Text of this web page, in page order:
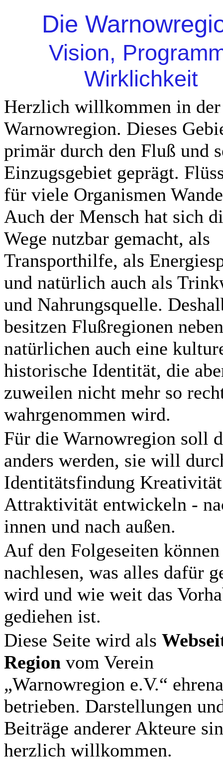
Die
Vision,
Wirklichkeit
Herzlich willkommen in der
Warnowregion. Dieses
primär durch den Fluß und
Einzugsgebiet geprägt.
für viele Organismen
Auch der Mensch hat sich
Wege nutzbar gemacht, als
Transporthilfe, als
und natürlich auch als
und Nahrungsquelle.
besitzen Flußregionen
natürlichen auch eine
historische Identität, die
zuweilen nicht mehr so
wahrgenommen wird.
Für die Warnowregion soll
anders werden, sie will
Identitätsfindung
Attraktivität entwickeln -
innen und nach außen.
Auf den Folgeseiten
nachlesen, was alles dafür
wird und wie weit das
gediehen ist.
Diese Seite wird als
Region vom Verein
„Warnowregion e.V.“
betrieben. Darstellungen
Beiträge anderer Akteure
herzlich willkommen.